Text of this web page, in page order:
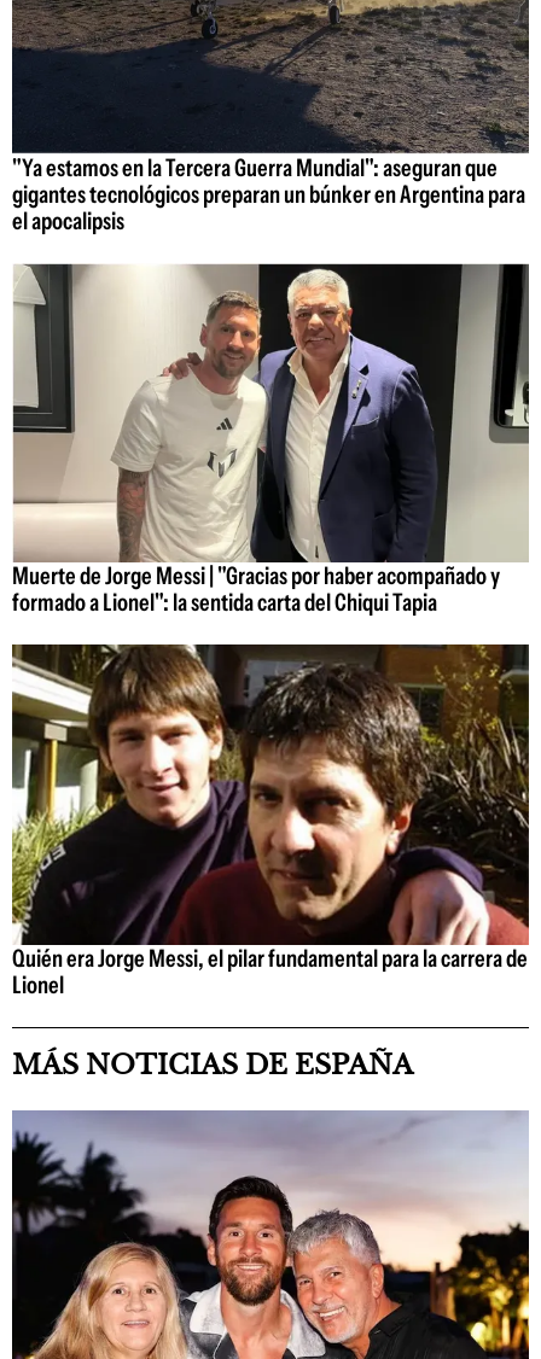
"Ya estamos en la Tercera Guerra Mundial": aseguran que
gigantes tecnológicos preparan un búnker en Argentina para
el apocalipsis
Muerte de Jorge Messi | "Gracias por haber acompañado y
formado a Lionel": la sentida carta del Chiqui Tapia
Quién era Jorge Messi, el pilar fundamental para la carrera de
Lionel
MÁS NOTICIAS DE ESPAÑA